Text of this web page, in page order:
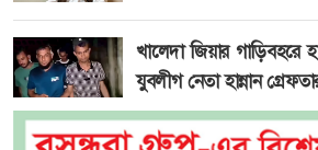
খালেদা জিয়ার গাড়িবহরে
যুবলীগ নেতা হান্নান